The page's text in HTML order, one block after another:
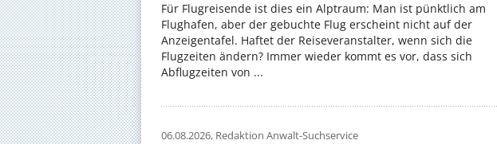
Für Flugreisende ist dies ein Alptraum: Man ist pünktlich am
Flughafen, aber der gebuchte Flug erscheint nicht auf der
Anzeigentafel. Haftet der Reiseveranstalter, wenn sich die
Flugzeiten ändern? Immer wieder kommt es vor, dass sich
Abflugzeiten von ...
06.08.2026, Redaktion Anwalt-Suchservice